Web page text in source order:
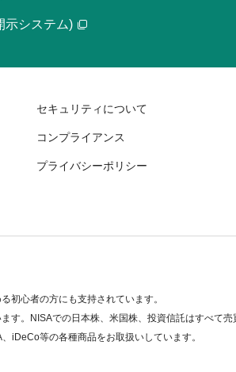
示システム)
セキュリティについて
コンプライアンス
プライバシーポリシー
初心者の方にも支持されています。
。NISAでの日本株、米国株、投資信託はすべて売
iDeCo等の各種商品をお取扱いしています。